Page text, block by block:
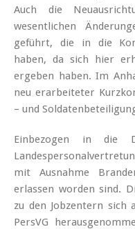
Auch die
wesentlichen
geführt, die in die
haben, da sich hier
ergeben haben. Im
neu erarbeiteter
– und
Einbezogen in die
mit Ausnahme
erlassen worden sind.
zu den Jobzentern sich
PersVG